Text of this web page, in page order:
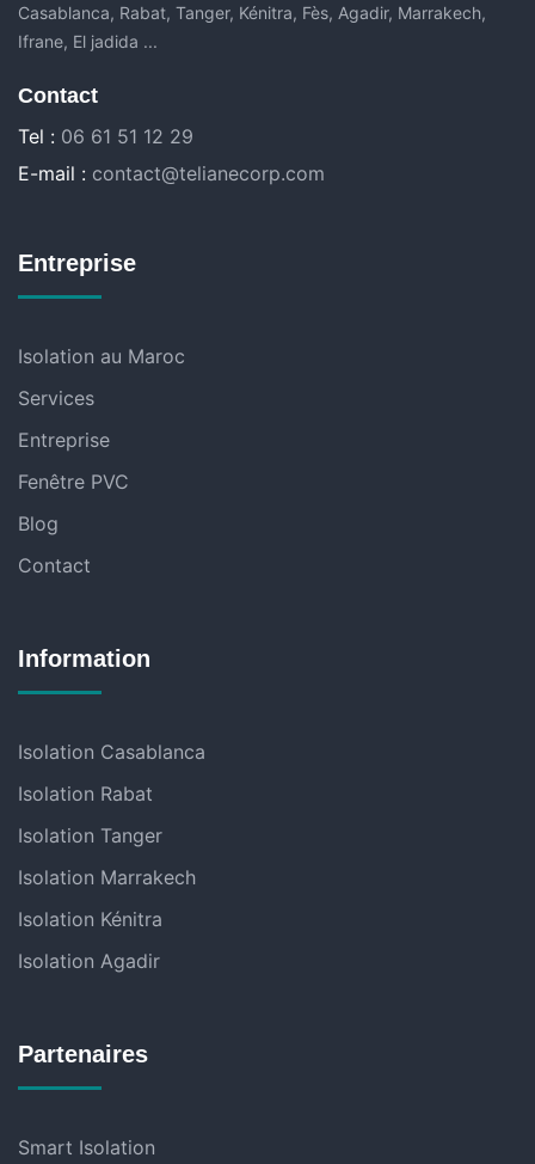
Casablanca, Rabat, Tanger, Kénitra, Fès, Agadir, Marrakech,
Ifrane, El jadida ...
Contact
Tel : 06 61 51 12 29
E-mail : contact@telianecorp.com
Entreprise
Isolation au Maroc
Services
Entreprise
Fenêtre PVC
Blog
Contact
Information
Isolation Casablanca
Isolation Rabat
Isolation Tanger
Isolation Marrakech
Isolation Kénitra
Isolation Agadir
Partenaires
Smart Isolation